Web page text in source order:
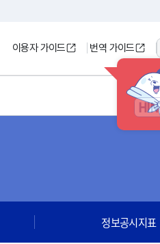
이용자 가이드 번역 가이드
정보공시지표